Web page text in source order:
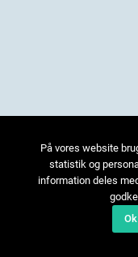
På vores website
statistik og
information deles
Ok